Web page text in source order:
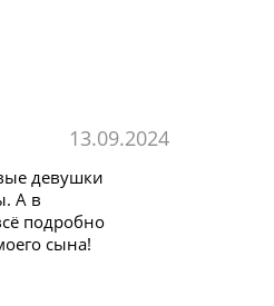
13.09.2024
девушки
А в
подробно
сына!